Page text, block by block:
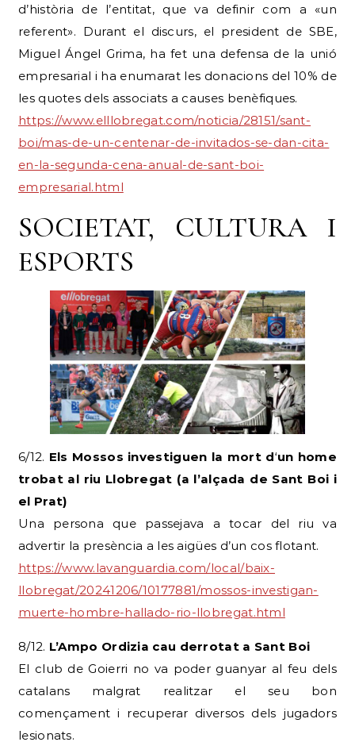
d’història de l’entitat, que va definir com a «un
referent». Durant el discurs, el president de SBE,
Miguel Ángel Grima, ha fet una defensa de la unió
empresarial i ha enumarat les donacions del 10% de
les quotes dels associats a causes benèfiques.
https://www.elllobregat.com/noticia/28151/sant-
boi/mas-de-un-centenar-de-invitados-se-dan-cita-
en-la-segunda-cena-anual-de-sant-boi-
empresarial.html
SOCIETAT, CULTURA I
ESPORTS
6/12. Els Mossos investiguen la mort d‘un home
trobat al riu Llobregat (a l’alçada de Sant Boi i
el Prat)
Una persona que passejava a tocar del riu va
advertir la presència a les aigües d’un cos flotant.
https://www.lavanguardia.com/local/baix-
llobregat/20241206/10177881/mossos-investigan-
muerte-hombre-hallado-rio-llobregat.html
8/12. L’Ampo Ordizia cau derrotat a Sant Boi
El club de Goierri no va poder guanyar al feu dels
catalans malgrat realitzar el seu bon
començament i recuperar diversos dels jugadors
lesionats.